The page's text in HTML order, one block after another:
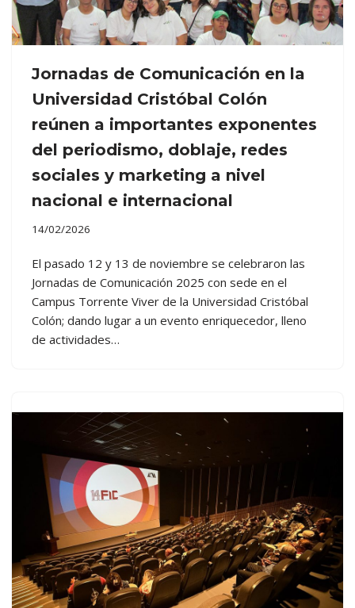
Jornadas de Comunicación en la
Universidad Cristóbal Colón
reúnen a importantes exponentes
del periodismo, doblaje, redes
sociales y marketing a nivel
nacional e internacional
14/02/2026
El pasado 12 y 13 de noviembre se celebraron las
Jornadas de Comunicación 2025 con sede en el
Campus Torrente Viver de la Universidad Cristóbal
Colón; dando lugar a un evento enriquecedor, lleno
de actividades…